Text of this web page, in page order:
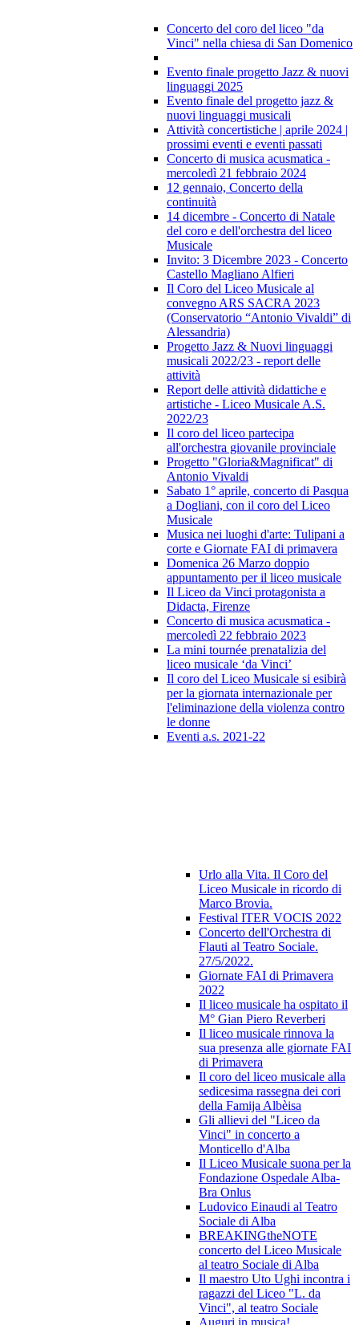
Concerto del coro del liceo "da
Vinci" nella chiesa di San Domenico
Evento finale progetto Jazz & nuovi
linguaggi 2025
Evento finale del progetto jazz &
nuovi linguaggi musicali
Attività concertistiche | aprile 2024 |
prossimi eventi e eventi passati
Concerto di musica acusmatica -
mercoledì 21 febbraio 2024
12 gennaio, Concerto della
continuità
14 dicembre - Concerto di Natale
del coro e dell'orchestra del liceo
Musicale
Invito: 3 Dicembre 2023 - Concerto
Castello Magliano Alfieri
Il Coro del Liceo Musicale al
convegno ARS SACRA 2023
(Conservatorio “Antonio Vivaldi” di
Alessandria)
Progetto Jazz & Nuovi linguaggi
musicali 2022/23 - report delle
attività
Report delle attività didattiche e
artistiche - Liceo Musicale A.S.
2022/23
Il coro del liceo partecipa
all'orchestra giovanile provinciale
Progetto "Gloria&Magnificat" di
Antonio Vivaldi
Sabato 1° aprile, concerto di Pasqua
a Dogliani, con il coro del Liceo
Musicale
Musica nei luoghi d'arte: Tulipani a
corte e Giornate FAI di primavera
Domenica 26 Marzo doppio
appuntamento per il liceo musicale
Il Liceo da Vinci protagonista a
Didacta, Firenze
Concerto di musica acusmatica -
mercoledì 22 febbraio 2023
La mini tournée prenatalizia del
liceo musicale ‘da Vinci’
Il coro del Liceo Musicale si esibirà
per la giornata internazionale per
l'eliminazione della violenza contro
le donne
Eventi a.s. 2021-22
Urlo alla Vita. Il Coro del
Liceo Musicale in ricordo di
Marco Brovia.
Festival ITER VOCIS 2022
Concerto dell'Orchestra di
Flauti al Teatro Sociale.
27/5/2022.
Giornate FAI di Primavera
2022
Il liceo musicale ha ospitato il
M° Gian Piero Reverberi
Il liceo musicale rinnova la
sua presenza alle giornate FAI
di Primavera
Il coro del liceo musicale alla
sedicesima rassegna dei cori
della Famija Albèisa
Gli allievi del "Liceo da
Vinci" in concerto a
Monticello d'Alba
Il Liceo Musicale suona per la
Fondazione Ospedale Alba-
Bra Onlus
Ludovico Einaudi al Teatro
Sociale di Alba
BREAKINGtheNOTE
concerto del Liceo Musicale
al teatro Sociale di Alba
Il maestro Uto Ughi incontra i
ragazzi del Liceo "L. da
Vinci", al teatro Sociale